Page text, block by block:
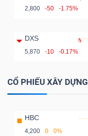
2,800 -50 -1.75%
DXS
5,870 -10 -0.17%
CỔ PHIẾU XÂY DỰNG
HBC
4,200 0 0%